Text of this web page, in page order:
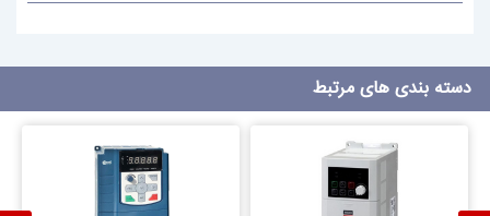
دسته بندی های مرتبط